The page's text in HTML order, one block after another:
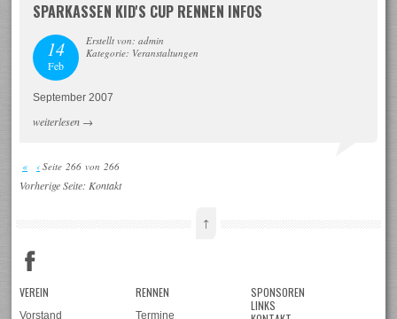
SPARKASSEN KID'S CUP RENNEN INFOS
14
Feb
Erstellt von: admin
Kategorie: Veranstaltungen
September 2007
weiterlesen →
« ‹ Seite 266 von 266
Vorherige Seite: Kontakt
↑
VEREIN
Vorstand
RENNEN
Termine
SPONSOREN
LINKS